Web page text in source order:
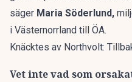
säger Maria Söderlund,
i Västernorrland till ÖA.
Knäcktes av Northvolt:
Vet inte vad som